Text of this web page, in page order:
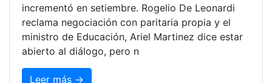
incrementó en setiembre. Rogelio De Leonardi
reclama negociación con paritaria propia y el
ministro de Educación, Ariel Martinez dice estar
abierto al diálogo, pero n
Leer más →